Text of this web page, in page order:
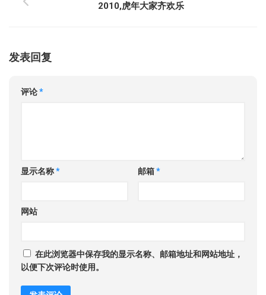
2010,虎年大家齐欢乐
发表回复
评论*
显示名称* 邮箱*
网站
在此浏览器中保存我的显示名称、邮箱地址和网站地址，
以便下次评论时使用。